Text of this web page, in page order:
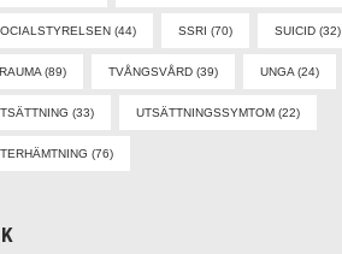
(44) SSRI (70) SUICID (32)
(89) TVÅNGSVÅRD (39) UNGA (24)
(33) UTSÄTTNINGSSYMTOM (22)
(76)